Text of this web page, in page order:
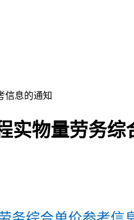
信息的通知
实物量劳务综